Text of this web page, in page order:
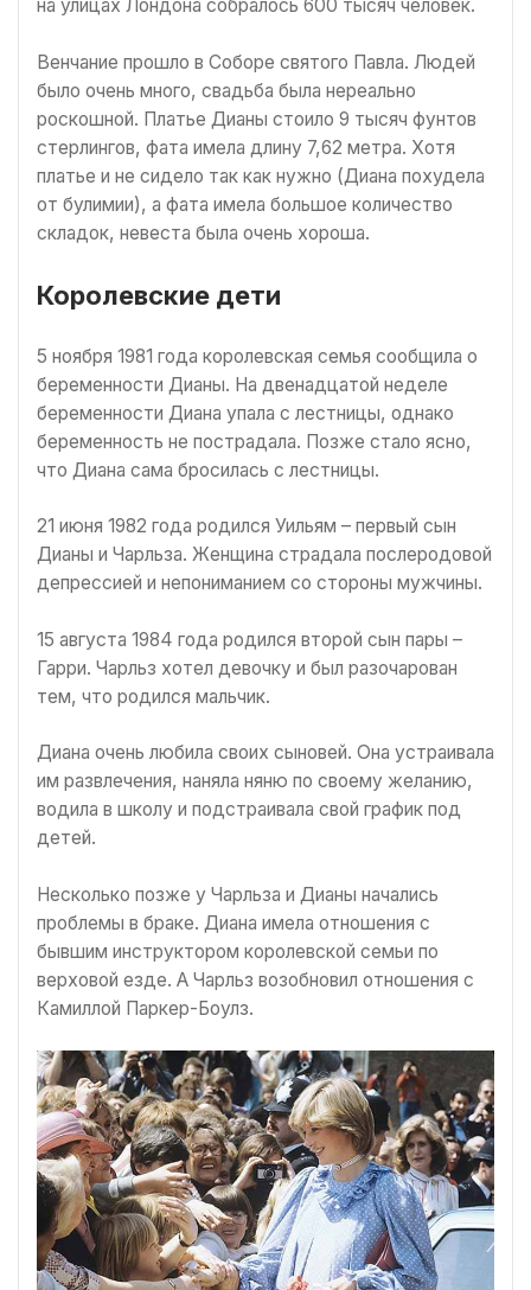
на улицах Лондона собралось 600 тысяч человек.
Венчание прошло в Соборе святого Павла. Людей
было очень много, свадьба была нереально
роскошной. Платье Дианы стоило 9 тысяч фунтов
стерлингов, фата имела длину 7,62 метра. Хотя
платье и не сидело так как нужно (Диана похудела
от булимии), а фата имела большое количество
складок, невеста была очень хороша.
Королевские дети
5 ноября 1981 года королевская семья сообщила о
беременности Дианы. На двенадцатой неделе
беременности Диана упала с лестницы, однако
беременность не пострадала. Позже стало ясно,
что Диана сама бросилась с лестницы.
21 июня 1982 года родился Уильям – первый сын
Дианы и Чарльза. Женщина страдала послеродовой
депрессией и непониманием со стороны мужчины.
15 августа 1984 года родился второй сын пары –
Гарри. Чарльз хотел девочку и был разочарован
тем, что родился мальчик.
Диана очень любила своих сыновей. Она устраивала
им развлечения, наняла няню по своему желанию,
водила в школу и подстраивала свой график под
детей.
Несколько позже у Чарльза и Дианы начались
проблемы в браке. Диана имела отношения с
бывшим инструктором королевской семьи по
верховой езде. А Чарльз возобновил отношения с
Камиллой Паркер-Боулз.